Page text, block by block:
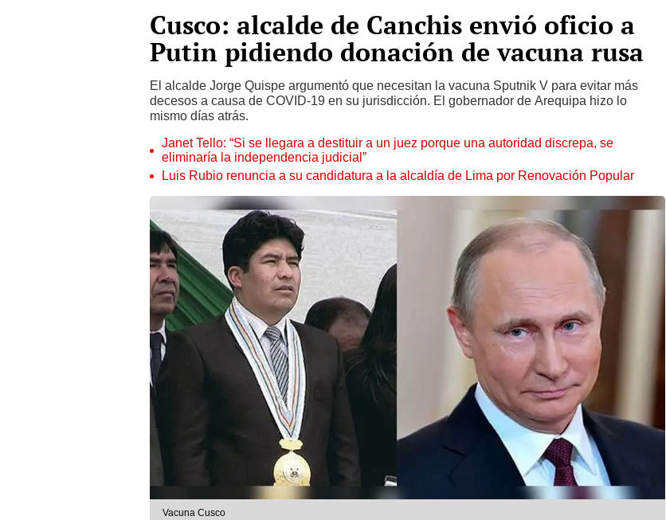
Cusco: alcalde de Canchis envió oficio a
Putin pidiendo donación de vacuna rusa
El alcalde Jorge Quispe argumentó que necesitan la vacuna Sputnik V para evitar más
decesos a causa de COVID-19 en su jurisdicción. El gobernador de Arequipa hizo lo
mismo días atrás.
Janet Tello: “Si se llegara a destituir a un juez porque una autoridad discrepa, se
eliminaría la independencia judicial”
Luis Rubio renuncia a su candidatura a la alcaldía de Lima por Renovación Popular
Vacuna Cusco